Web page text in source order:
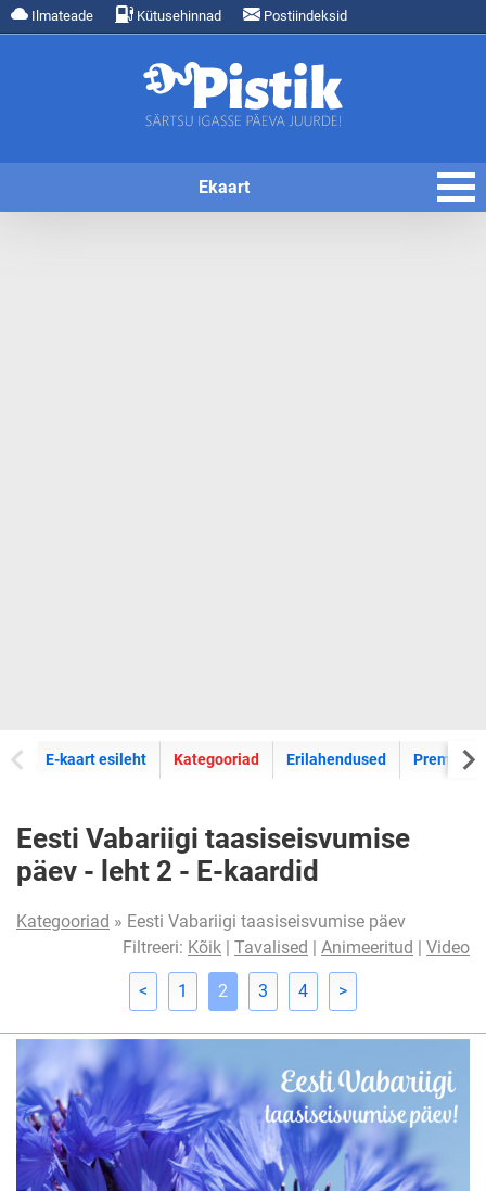
Ilmateade Kütusehinnad Postiindeksid
Ekaart
E-kaart esileht E-kaartide
Kategooriad Erilahendused Premium
Eesti Vabariigi taasiseisvumise
päev - leht 2 - E-kaardid
Kategooriad » Eesti Vabariigi taasiseisvumise päev
Filtreeri: Kõik | Tavalised | Animeeritud | Video
< 1 2 3 4 >